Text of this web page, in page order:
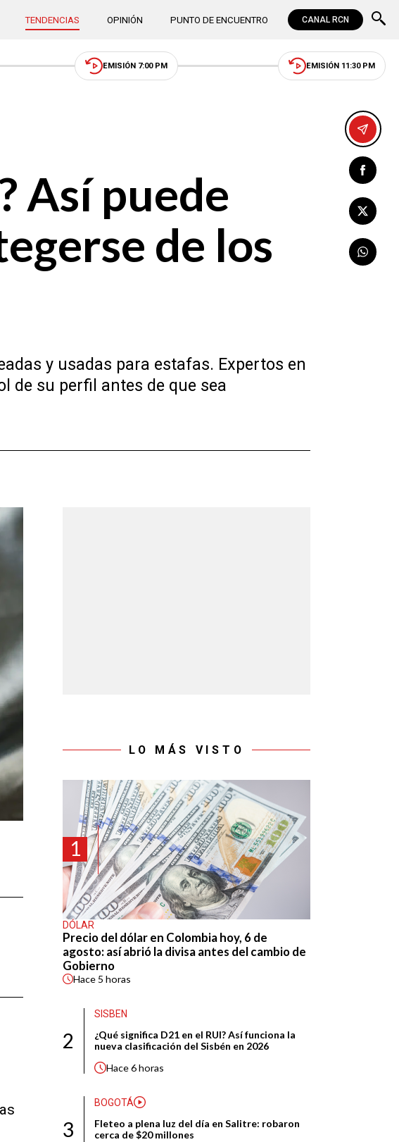
TENDENCIAS OPINIÓN PUNTO DE ENCUENTRO CANAL RCN
EMISIÓN 7:00 PM EMISIÓN 11:30 PM
Así puede
de los
y usadas para estafas. Expertos en
de su perfil antes de que sea
LO MÁS VISTO
1
DÓLAR
Precio del dólar en Colombia hoy, 6 de
agosto: así abrió la divisa antes del cambio de
Gobierno
Hace 5 horas
2
SISBEN
¿Qué significa D21 en el RUI? Así funciona la
nueva clasificación del Sisbén en 2026
Hace6 horas
3
BOGOTÁ
Fleteo a plena luz del día en Salitre: robaron
cerca de $20 millones